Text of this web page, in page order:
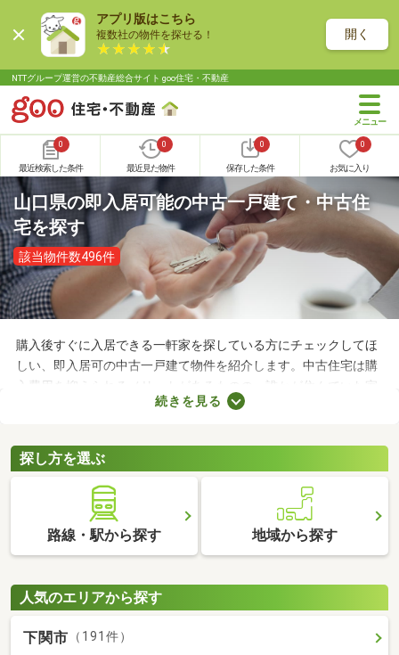
アプリ版はこちら
複数社の物件を探せる！ 開く
NTTグループ運営の不動産総合サイト goo住宅・不動産
0
最近検索した条件
0
最近見た物件
0
保存した条件
0
お気に入り
山口県の即入居可能の中古一戸建て・中古住
宅を探す
該当物件数496件
購入後すぐに入居できる一軒家を探している方にチェックしてほ
しい、即入居可の中古一戸建て物件を紹介します。中古住宅は購
入費用を抑えられるメリットがあるものの、誰かが住んでいた家
なのでクリーニングが必須。即入居可の物件はクリーニング済み
ならない方は、即入居可の物件から気になる家を見つけてくださ
いね。
続きを見る
探し方を選ぶ
路線・駅から探す 地域から探す
人気のエリアから探す
下関市 （191件）